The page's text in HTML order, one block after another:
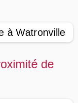
à Watronville
de